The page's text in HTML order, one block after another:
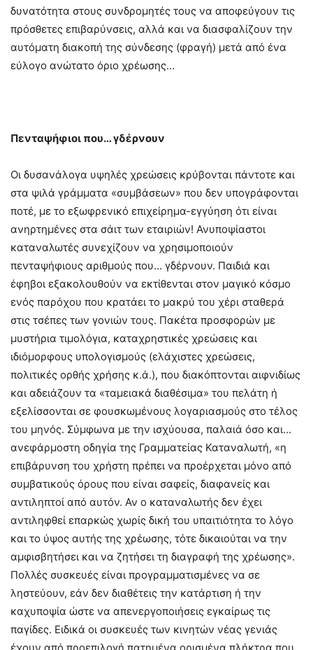
δυνατότητα στους συνδρομητές τους να αποφεύγουν τις
πρόσθετες επιβαρύνσεις, αλλά και να διασφαλίζουν την
αυτόματη διακοπή της σύνδεσης (φραγή) μετά από ένα
εύλογο ανώτατο όριο χρέωσης…
Πενταψήφιοι που… γδέρνουν
Οι δυσανάλογα υψηλές χρεώσεις κρύβονται πάντοτε και
στα ψιλά γράμματα «συμβάσεων» που δεν υπογράφονται
ποτέ, με το εξωφρενικό επιχείρημα-εγγύηση ότι είναι
ανηρτημένες στα σάιτ των εταιριών! Ανυποψίαστοι
καταναλωτές συνεχίζουν να χρησιμοποιούν
πενταψήφιους αριθμούς που… γδέρνουν. Παιδιά και
έφηβοι εξακολουθούν να εκτίθενται στον μαγικό κόσμο
ενός παρόχου που κρατάει το μακρύ του χέρι σταθερά
στις τσέπες των γονιών τους. Πακέτα προσφορών με
μυστήρια τιμολόγια, καταχρηστικές χρεώσεις και
ιδιόμορφους υπολογισμούς (ελάχιστες χρεώσεις,
πολιτικές ορθής χρήσης κ.ά.), που διακόπτονται αιφνιδίως
και αδειάζουν τα «ταμειακά διαθέσιμα» του πελάτη ή
εξελίσσονται σε φουσκωμένους λογαριασμούς στο τέλος
του μηνός. Σύμφωνα με την ισχύουσα, παλαιά όσο και…
ανεφάρμοστη οδηγία της Γραμματείας Καταναλωτή, «η
επιβάρυνση του χρήστη πρέπει να προέρχεται μόνο από
συμβατικούς όρους που είναι σαφείς, διαφανείς και
αντιληπτοί από αυτόν. Αν ο καταναλωτής δεν έχει
αντιληφθεί επαρκώς χωρίς δική του υπαιτιότητα το λόγο
και το ύψος αυτής της χρέωσης, τότε δικαιούται να την
αμφισβητήσει και να ζητήσει τη διαγραφή της χρέωσης».
Πολλές συσκευές είναι προγραμματισμένες να σε
ληστεύουν, εάν δεν διαθέτεις την κατάρτιση ή την
καχυποψία ώστε να απενεργοποιήσεις εγκαίρως τις
παγίδες. Ειδικά οι συσκευές των κινητών νέας γενιάς